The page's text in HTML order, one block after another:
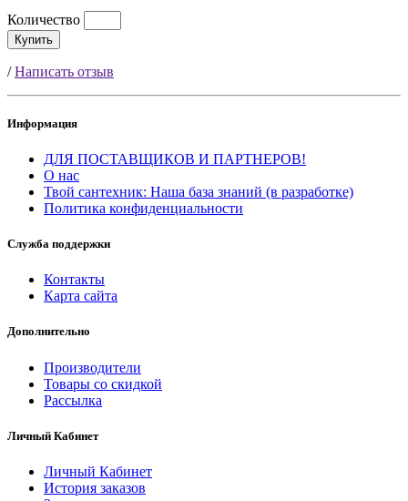
Количество
Купить
/Написать отзыв
Информация
ДЛЯ ПОСТАВЩИКОВ И ПАРТНЕРОВ!
О нас
Твой сантехник: Наша база знаний (в разработке)
Политика конфиденциальности
Служба поддержки
Контакты
Карта сайта
Дополнительно
Производители
Товары со скидкой
Рассылка
Личный Кабинет
Личный Кабинет
История заказов